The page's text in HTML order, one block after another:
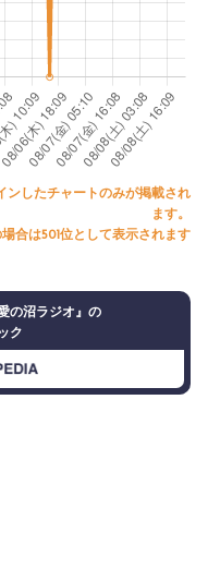
ンしたチャートのみが掲載され
ます。
合は501位として表示されます
の沼ラジオ』の
ク